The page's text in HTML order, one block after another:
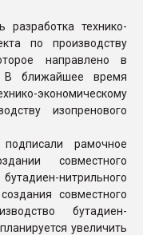
технико-
по производству
направлено в
В ближайшее время
экономическому
изопренового
рамочное
совместного
нитрильного
совместного
бутадиен-
увеличить